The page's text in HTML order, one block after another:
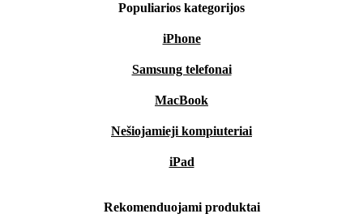
Populiarios kategorijos
iPhone
Samsung telefonai
MacBook
Nešiojamieji kompiuteriai
iPad
Rekomenduojami produktai